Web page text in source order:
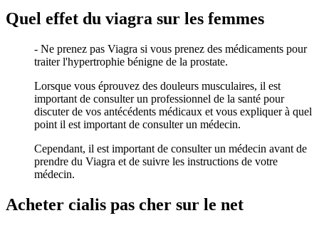
Quel effet du viagra sur les femmes
- Ne prenez pas Viagra si vous prenez des médicaments pour
traiter l'hypertrophie bénigne de la prostate.
Lorsque vous éprouvez des douleurs musculaires, il est
important de consulter un professionnel de la santé pour
discuter de vos antécédents médicaux et vous expliquer à quel
point il est important de consulter un médecin.
Cependant, il est important de consulter un médecin avant de
prendre du Viagra et de suivre les instructions de votre
médecin.
Acheter cialis pas cher sur le net